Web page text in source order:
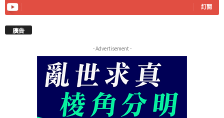
訂閱
廣告
- Advertisement -